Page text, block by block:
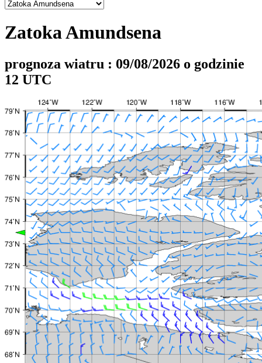
Zatoka Amundsena
prognoza wiatru : 09/08/2026 o godzinie
12 UTC